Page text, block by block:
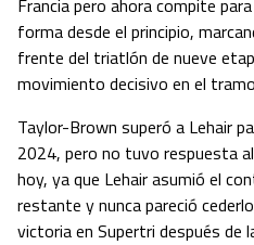
forma desde el principio,
frente del triatlón de nueve
movimiento decisivo en el
Taylor-Brown superó a Lehair
2024, pero no tuvo respuesta
hoy, ya que Lehair asumió el
restante y nunca pareció
victoria en Supertri después de